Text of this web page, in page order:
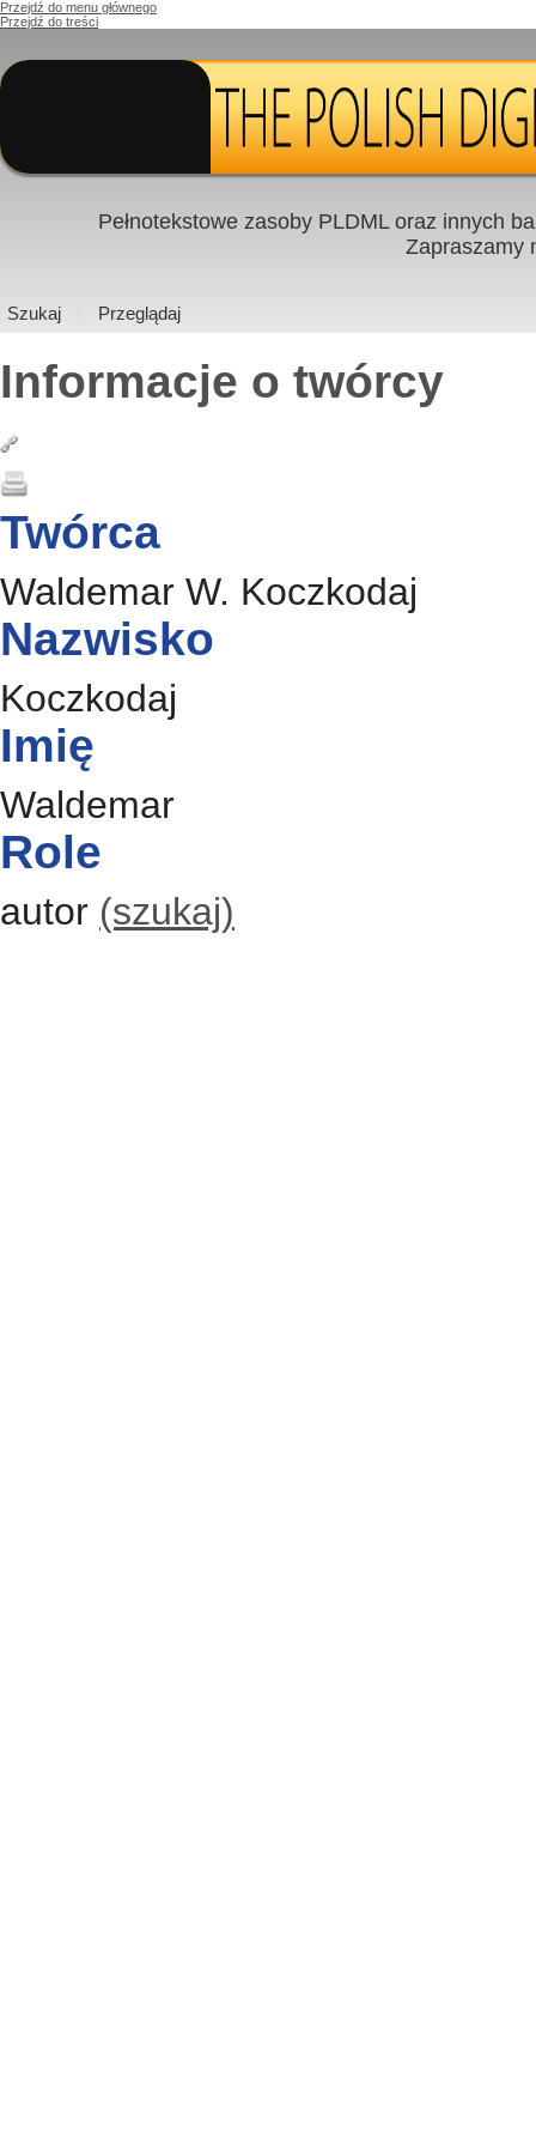
Przejdź do menu głównego
Przejdź do treści
Pełnotekstowe zasoby PLDML oraz innych
Zapraszamy
Szukaj Przeglądaj
Informacje o twórcy
Twórca
Waldemar W. Koczkodaj
Nazwisko
Koczkodaj
Imię
Waldemar
Role
autor (szukaj)